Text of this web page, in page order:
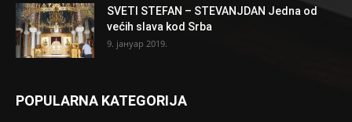
SVETI STEFAN – STEVANJDAN Jedna od
većih slava kod Srba
9. јануар 2019.
POPULARNA KATEGORIJA